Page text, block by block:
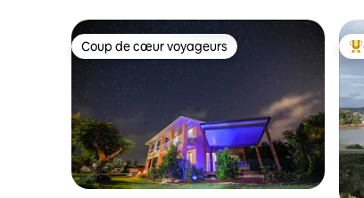
Coup de cœur voyageurs
Coup de cœur voyageurs